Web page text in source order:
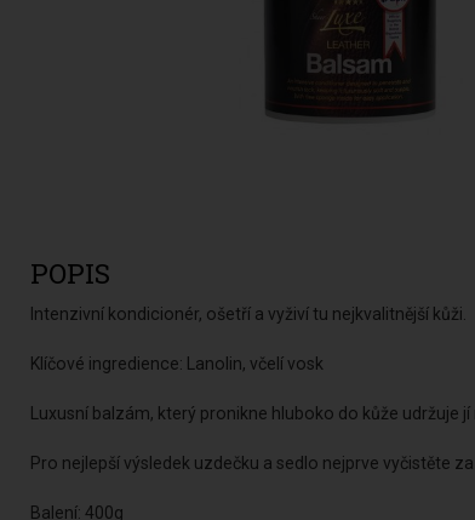
POPIS
Intenzivní kondicionér, ošetří a vyživí tu nejkvalitnější kůži.
Klíčové ingredience: Lanolin, včelí vosk
Luxusní balzám, který pronikne hluboko do kůže udržuje
Pro nejlepší výsledek uzdečku a sedlo nejprve vyčistěte
Balení: 400g